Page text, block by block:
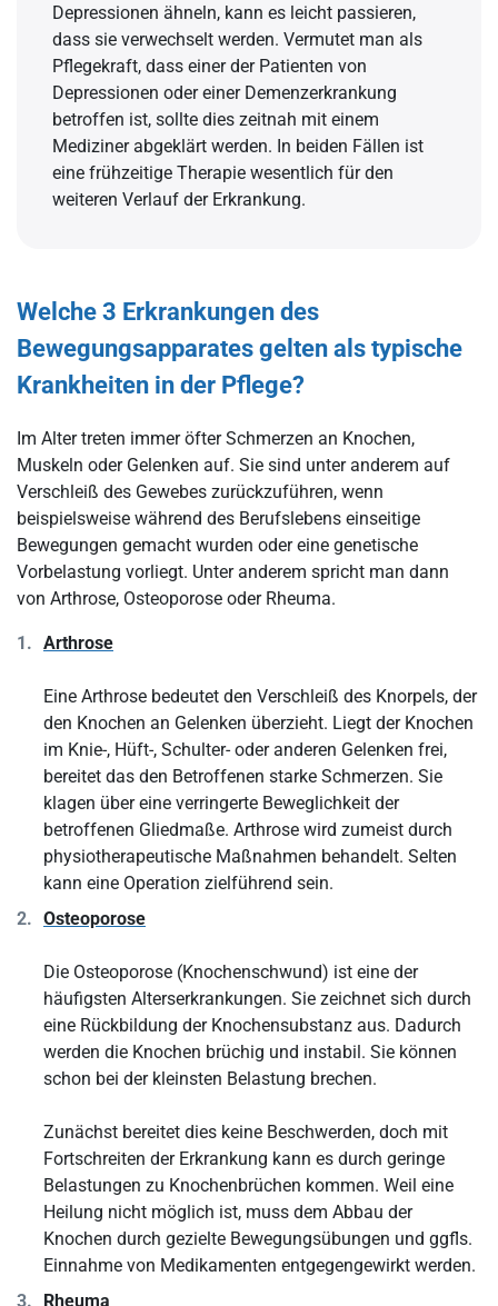
Depressionen ähneln, kann es leicht passieren,
dass sie verwechselt werden. Vermutet man als
Pflegekraft, dass einer der Patienten von
Depressionen oder einer Demenzerkrankung
betroffen ist, sollte dies zeitnah mit einem
Mediziner abgeklärt werden. In beiden Fällen ist
eine frühzeitige Therapie wesentlich für den
weiteren Verlauf der Erkrankung.
Welche 3 Erkrankungen des
Bewegungsapparates gelten als typische
Krankheiten in der Pflege?
Im Alter treten immer öfter Schmerzen an Knochen,
Muskeln oder Gelenken auf. Sie sind unter anderem auf
Verschleiß des Gewebes zurückzuführen, wenn
beispielsweise während des Berufslebens einseitige
Bewegungen gemacht wurden oder eine genetische
Vorbelastung vorliegt. Unter anderem spricht man dann
von Arthrose, Osteoporose oder Rheuma.
Arthrose
Eine Arthrose bedeutet den Verschleiß des Knorpels, der
den Knochen an Gelenken überzieht. Liegt der Knochen
im Knie-, Hüft-, Schulter- oder anderen Gelenken frei,
bereitet das den Betroffenen starke Schmerzen. Sie
klagen über eine verringerte Beweglichkeit der
betroffenen Gliedmaße. Arthrose wird zumeist durch
physiotherapeutische Maßnahmen behandelt. Selten
kann eine Operation zielführend sein.
Osteoporose
Die Osteoporose (Knochenschwund) ist eine der
häufigsten Alterserkrankungen. Sie zeichnet sich durch
eine Rückbildung der Knochensubstanz aus. Dadurch
werden die Knochen brüchig und instabil. Sie können
schon bei der kleinsten Belastung brechen.
Zunächst bereitet dies keine Beschwerden, doch mit
Fortschreiten der Erkrankung kann es durch geringe
Belastungen zu Knochenbrüchen kommen. Weil eine
Heilung nicht möglich ist, muss dem Abbau der
Knochen durch gezielte Bewegungsübungen und ggfls.
Einnahme von Medikamenten entgegengewirkt werden.
Rheuma